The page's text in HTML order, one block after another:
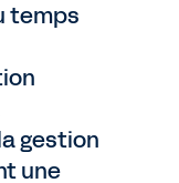
temps
gestion
une